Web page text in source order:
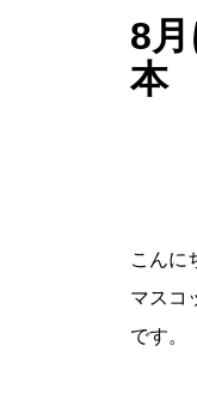
8
本
こんに
マスコ
です。